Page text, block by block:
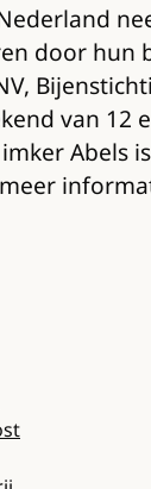
door hun
van 12
Abels